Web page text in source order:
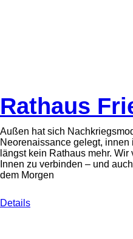
Rathaus
Außen hat sich
Neorenaissance gelegt,
längst kein Rathaus mehr.
Innen zu verbinden – und
dem Morgen
Details